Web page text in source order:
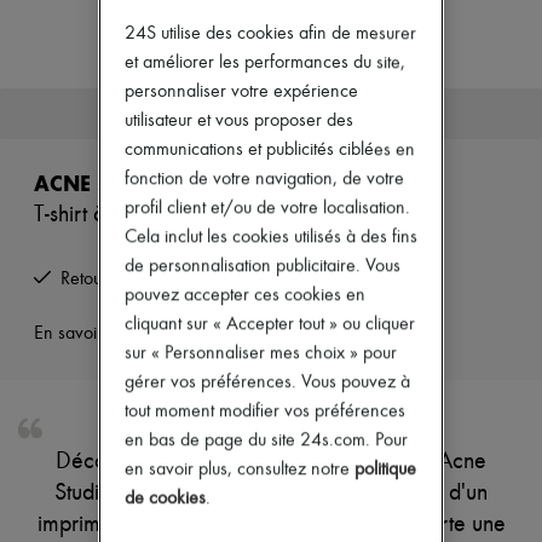
Nouvelles marques
Tops & Chemises
Ensembles
Vestes
Jupes
Denim
Pantalons
Chaussures
Tous les produits
Sandales & Mules
Sneakers
Cet article n'est plus disponible.
ACNE STUDIOS
T-shirt à imprimé trompe-l'œi
Retours offerts et enlevés à domicile
En savoir plus sur cet article
Découvrez le T-shirt manches courtes de Acne
Studios, doté d'une encolure ras du cou et d'un
imprimé trompe-l'œi. Le logo imprimé apporte une
24S utilise des cookies afin de mesurer
et améliorer les performances du site,
personnaliser votre expérience
utilisateur et vous proposer des
communications et publicités ciblées en
fonction de votre navigation, de votre
profil client et/ou de votre localisation.
Cela inclut les cookies utilisés à des fins
de personnalisation publicitaire. Vous
pouvez accepter ces cookies en
cliquant sur « Accepter tout » ou cliquer
sur « Personnaliser mes choix » pour
gérer vos préférences. Vous pouvez à
tout moment modifier vos préférences
en bas de page du site 24s.com. Pour
en savoir plus, consultez notre politique
de cookies.